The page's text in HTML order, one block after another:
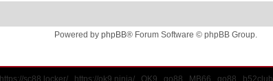
Powered by phpBB® Forum Software © phpBB Group.
https://sc88.locker/ https://ok9.ninja/ OK9 go88 MB66 go88 b52club